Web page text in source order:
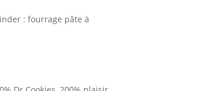
: fourrage pâte à